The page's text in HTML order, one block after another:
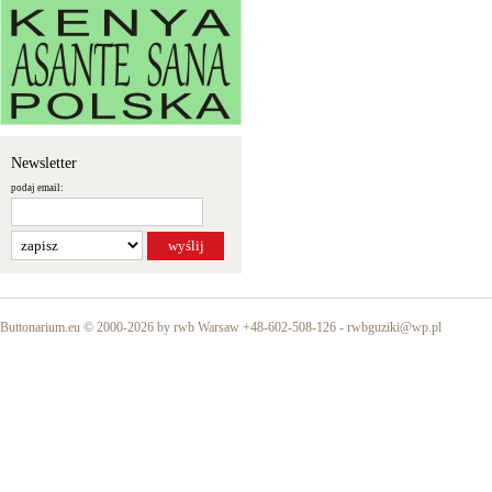
Newsletter
podaj email:
Buttonarium.eu © 2000-2026 by rwb Warsaw +48-602-508-126 - rwbguziki@wp.pl